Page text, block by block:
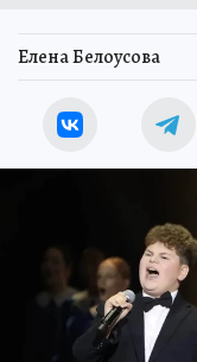
Елена Белоусова